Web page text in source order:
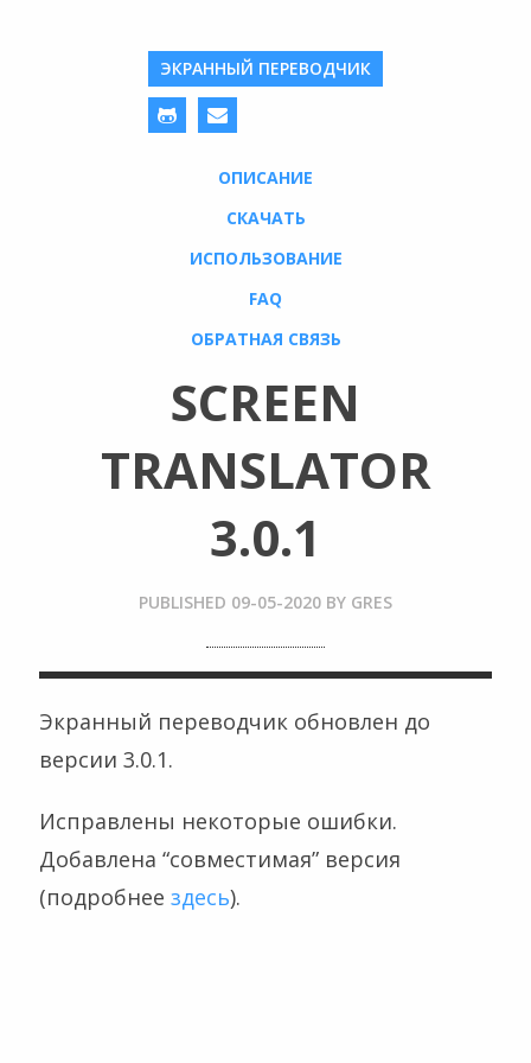
ЭКРАННЫЙ ПЕРЕВОДЧИК
ОПИСАНИЕ
СКАЧАТЬ
ИСПОЛЬЗОВАНИЕ
FAQ
ОБРАТНАЯ СВЯЗЬ
SCREEN
TRANSLATOR
3.0.1
PUBLISHED 09-05-2020 BY GRES
Экранный переводчик обновлен до
версии 3.0.1.
Исправлены некоторые ошибки.
Добавлена “совместимая” версия
(подробнее здесь).